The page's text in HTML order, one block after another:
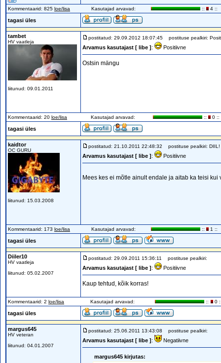
Kommentaarid: 825 loe/lisa Kasutajad arvavad: :: 4 ::
tagasi üles
tambet
HV vaatleja
liitunud: 09.01.2011
postitatud: 29.09.2012 18:07:45 postituse pealkiri:
Arvamus kasutajast [ libe ]: Positiivne
Ostsin mängu
Kommentaarid: 20 loe/lisa Kasutajad arvavad: :: 0 ::
tagasi üles
kaidtor
OC GURU
liitunud: 15.03.2008
postitatud: 21.10.2011 22:48:32 postituse pealkiri: DIIL!
Arvamus kasutajast [ libe ]: Positiivne
Mees kes ei mõtle ainult endale ja aitab ka teisi
Kommentaarid: 173 loe/lisa Kasutajad arvavad: :: 1 ::
tagasi üles
Diiler10
HV vaatleja
liitunud: 05.02.2007
postitatud: 29.09.2011 15:36:11 postituse pealkiri:
Arvamus kasutajast [ libe ]: Positiivne
Kaup tehtud, kõik korras!
Kommentaarid: 2 loe/lisa Kasutajad arvavad: :: 0
tagasi üles
margus645
HV veteran
liitunud: 04.01.2007
postitatud: 25.06.2011 13:43:08 postituse pealkiri:
Arvamus kasutajast [ libe ]: Negatiivne
margus645 kirjutas: